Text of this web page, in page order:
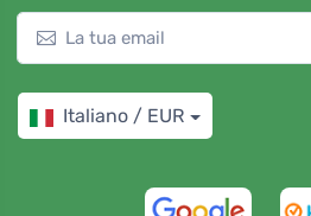
Italiano / EUR